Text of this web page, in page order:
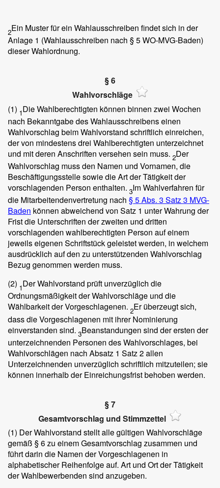
2Ein Muster für ein Wahlausschreiben findet sich in der
Anlage 1 (Wahlausschreiben nach § 5 WO-MVG-Baden)
dieser Wahlordnung.
§ 6
Wahlvorschläge
(1) 1Die Wahlberechtigten können binnen zwei Wochen
nach Bekanntgabe des Wahlausschreibens einen
Wahlvorschlag beim Wahlvorstand schriftlich einreichen,
der von mindestens drei Wahlberechtigten unterzeichnet
und mit deren Anschriften versehen sein muss. 2Der
Wahlvorschlag muss den Namen und Vornamen, die
Beschäftigungsstelle sowie die Art der Tätigkeit der
vorschlagenden Person enthalten. 3Im Wahlverfahren für
die Mitarbeitendenvertretung nach § 5 Abs. 3 Satz 3 MVG-
Baden können abweichend von Satz 1 unter Wahrung der
Frist die Unterschriften der zweiten und dritten
vorschlagenden wahlberechtigten Person auf einem
jeweils eigenen Schriftstück geleistet werden, in welchem
ausdrücklich auf den zu unterstützenden Wahlvorschlag
Bezug genommen werden muss.
(2) 1Der Wahlvorstand prüft unverzüglich die
Ordnungsmäßigkeit der Wahlvorschläge und die
Wählbarkeit der Vorgeschlagenen. 2Er überzeugt sich,
dass die Vorgeschlagenen mit ihrer Nominierung
einverstanden sind. 3Beanstandungen sind der ersten der
unterzeichnenden Personen des Wahlvorschlages, bei
Wahlvorschlägen nach Absatz 1 Satz 2 allen
Unterzeichnenden unverzüglich schriftlich mitzuteilen; sie
können innerhalb der Einreichungsfrist behoben werden.
§ 7
Gesamtvorschlag und Stimmzettel
(1) Der Wahlvorstand stellt alle gültigen Wahlvorschläge
gemäß § 6 zu einem Gesamtvorschlag zusammen und
führt darin die Namen der Vorgeschlagenen in
alphabetischer Reihenfolge auf. Art und Ort der Tätigkeit
der Wahlbewerbenden sind anzugeben.